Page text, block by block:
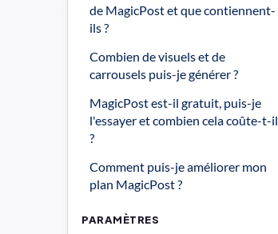
de MagicPost et que contiennent-
ils ?
Combien de visuels et de
carrousels puis-je générer ?
MagicPost est-il gratuit, puis-je
l'essayer et combien cela coûte-t-il
?
Comment puis-je améliorer mon
plan MagicPost ?
PARAMÈTRES